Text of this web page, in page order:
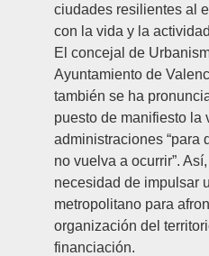
ciudades resilientes al
con la vida y la
El concejal de
Ayuntamiento de
también se ha
puesto de manifiesto la
administraciones “para
no vuelva a ocurrir”.
necesidad de impulsar
metropolitano para
organización del
financiación.